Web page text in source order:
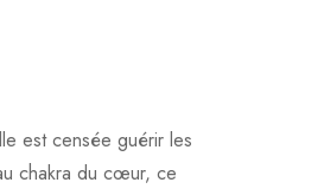
est censée guérir les
chakra du cœur, ce